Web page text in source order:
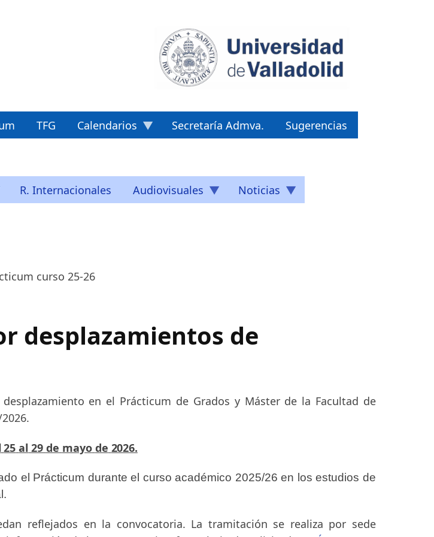
TFG Calendarios Secretaría Admva.
Sugerencias
R. Internacionales Audiovisuales
Noticias
curso 25-26
desplazamientos de
en el Prácticum de Grados y Máster de la Facultad de
25 al 29 de mayo de 2026.
el Prácticum durante el curso académico 2025/26 en los estudios de
reflejados en la convocatoria. La tramitación se realiza por sede